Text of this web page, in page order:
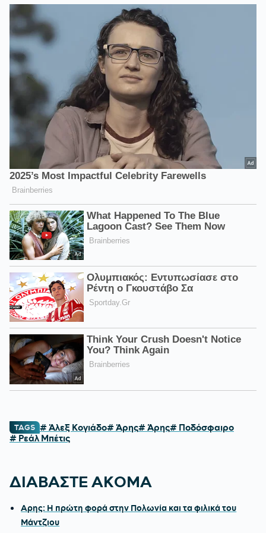
TAGS # Άλεξ Κογιάδο# Άρης# Άρης# Ποδόσφαιρο
# Ρεάλ Μπέτις
ΔΙΑΒΑΣΤΕ ΑΚΟΜΑ
Αρης: Η πρώτη φορά στην Πολωνία και τα φιλικά του
Μάντζιου